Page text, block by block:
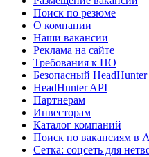
Поиск по резюме
О компании
Наши вакансии
Реклама на сайте
Требования к ПО
Безопасный HeadHunter
HeadHunter API
Партнерам
Инвесторам
Каталог компаний
Поиск по вакансиям в
Сетка: соцсеть для